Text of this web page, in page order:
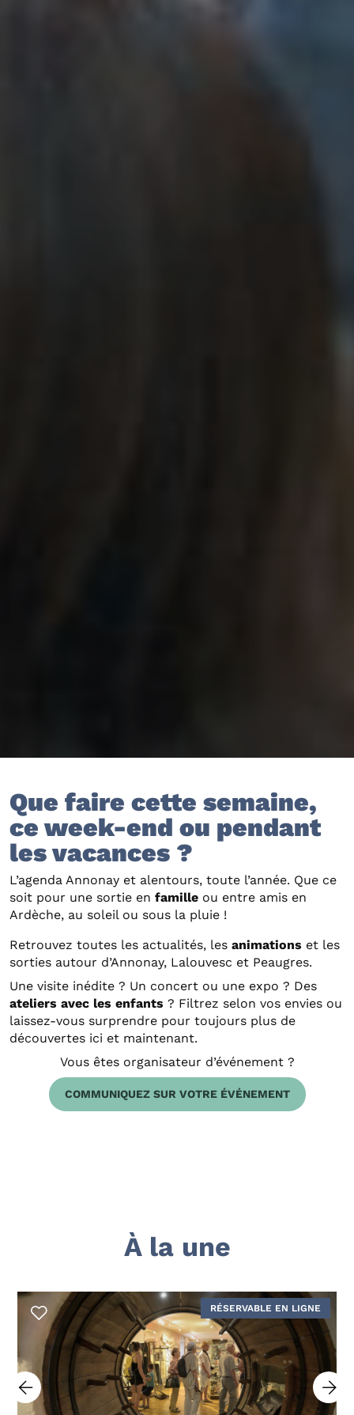
Que faire cette semaine,
ce week-end ou pendant
les vacances ?
L’agenda Annonay et alentours, toute l’année. Que ce
soit pour une sortie en famille ou entre amis en
Ardèche, au soleil ou sous la pluie !
Retrouvez toutes les actualités, les animations et les
sorties autour d’Annonay, Lalouvesc et Peaugres.
Une visite inédite ? Un concert ou une expo ? Des
ateliers avec les enfants ? Filtrez selon vos envies ou
laissez-vous surprendre pour toujours plus de
découvertes ici et maintenant.
Vous êtes organisateur d’événement ?
COMMUNIQUEZ SUR VOTRE ÉVÉNEMENT
À la une
RÉSERVABLE EN LIGNE